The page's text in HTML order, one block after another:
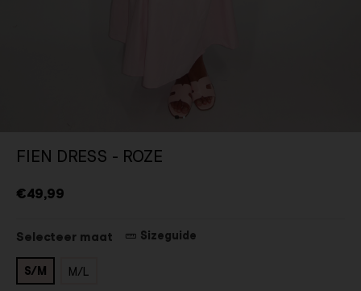
FIEN DRESS - ROZE
€49,99
Selecteer maat Sizeguide
S/M M/L